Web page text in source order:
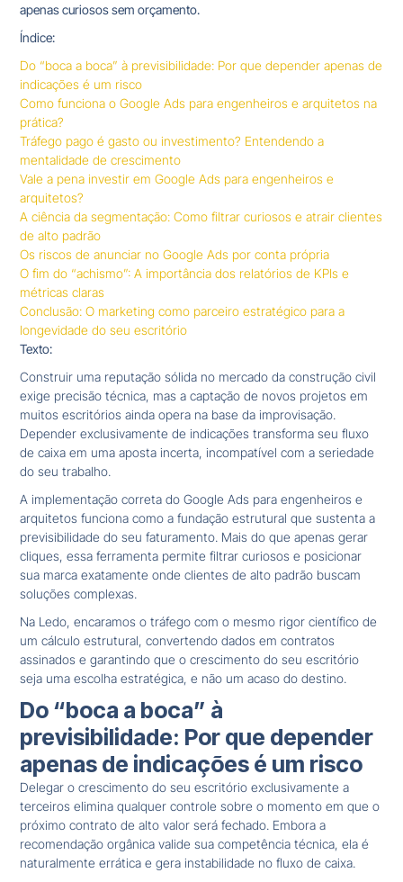
apenas curiosos sem orçamento.
Índice:
Do “boca a boca” à previsibilidade: Por que depender apenas de
indicações é um risco
Como funciona o Google Ads para engenheiros e arquitetos na
prática?
Tráfego pago é gasto ou investimento? Entendendo a
mentalidade de crescimento
Vale a pena investir em Google Ads para engenheiros e
arquitetos?
A ciência da segmentação: Como filtrar curiosos e atrair clientes
de alto padrão
Os riscos de anunciar no Google Ads por conta própria
O fim do “achismo”: A importância dos relatórios de KPIs e
métricas claras
Conclusão: O marketing como parceiro estratégico para a
longevidade do seu escritório
Texto:
Construir uma reputação sólida no mercado da construção civil
exige precisão técnica, mas a captação de novos projetos em
muitos escritórios ainda opera na base da improvisação.
Depender exclusivamente de indicações transforma seu fluxo
de caixa em uma aposta incerta, incompatível com a seriedade
do seu trabalho.
A implementação correta do Google Ads para engenheiros e
arquitetos funciona como a fundação estrutural que sustenta a
previsibilidade do seu faturamento. Mais do que apenas gerar
cliques, essa ferramenta permite filtrar curiosos e posicionar
sua marca exatamente onde clientes de alto padrão buscam
soluções complexas.
Na Ledo, encaramos o tráfego com o mesmo rigor científico de
um cálculo estrutural, convertendo dados em contratos
assinados e garantindo que o crescimento do seu escritório
seja uma escolha estratégica, e não um acaso do destino.
Do “boca a boca” à
previsibilidade: Por que depender
apenas de indicações é um risco
Delegar o crescimento do seu escritório exclusivamente a
terceiros elimina qualquer controle sobre o momento em que o
próximo contrato de alto valor será fechado. Embora a
recomendação orgânica valide sua competência técnica, ela é
naturalmente errática e gera instabilidade no fluxo de caixa.